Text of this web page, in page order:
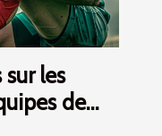
les
de